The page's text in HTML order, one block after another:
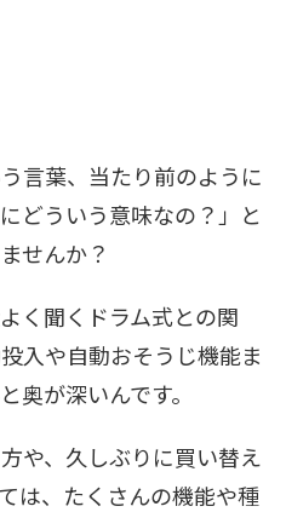
言葉、当たり前のように
どういう意味なの？」と
せんか？
く聞くドラム式との関
入や自動おそうじ機能ま
奥が深いんです。
や、久しぶりに買い替え
は、たくさんの機能や種